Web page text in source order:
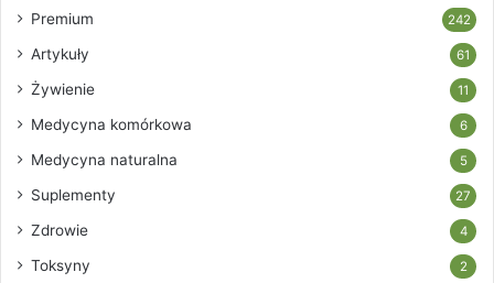
Premium 242
Artykuły 61
Żywienie 11
Medycyna komórkowa 6
Medycyna naturalna 5
Suplementy 27
Zdrowie 4
Toksyny 2